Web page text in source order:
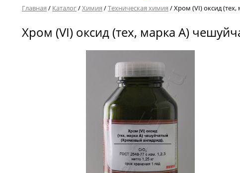
Главная / Каталог/Химия /Техническая химия /Хром (VI) оксид
Хром (VI) оксид (тех, марка А)